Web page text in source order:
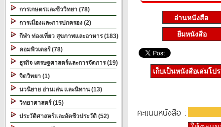
การเกษตรและชีววิทยา (78)
การเมืองและการปกครอง (2)
กีฬา ท่องเที่ยว สุขภาพและอาหาร (183)
คอมพิวเตอร์ (78)
ธุรกิจ เศรษฐศาสตร์และการจัดการ (19)
จิตวิทยา (1)
นวนิยาย อ่านเล่น และนิทาน (13)
วิทยาศาสตร์ (15)
ประวัติศาสตร์และอัตชีวประวัติ (52)
ยืมหนังสือ
เก็บเป็นหนังสือเล่มโป
คะแนนหนังสือ :